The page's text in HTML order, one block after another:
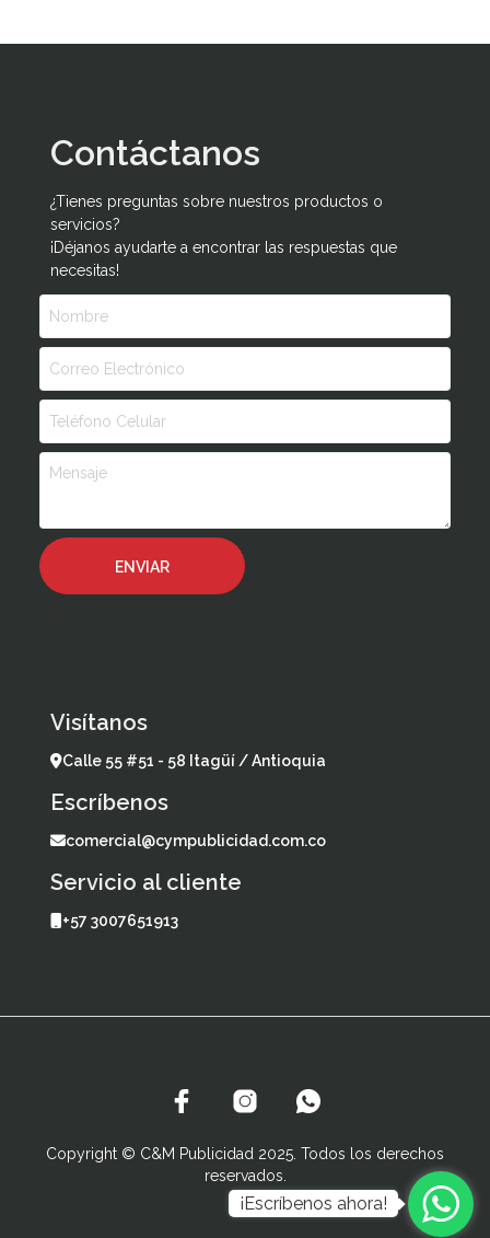
Contáctanos
¿Tienes preguntas sobre nuestros productos o
servicios?
¡Déjanos ayudarte a encontrar las respuestas que
necesitas!
Visítanos
Calle 55 #51 - 58 Itagüí / Antioquia
Escríbenos
comercial@cympublicidad.com.co
Servicio al cliente
+57 3007651913
Copyright © C&M Publicidad 2025. Todos los derechos
reservados.
¡Escríbenos ahora!